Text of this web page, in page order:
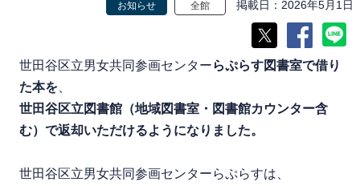
お知らせ 全館 掲載日 2026年5月1日
世田谷区立男女共同参画センターらぷらす図書室で借り
た本を
世田谷区立図書館（地域図書室・図書館カウンター含
む）で返却いただけるようになりました。
世田谷区立男女共同参画センターらぷらすは、